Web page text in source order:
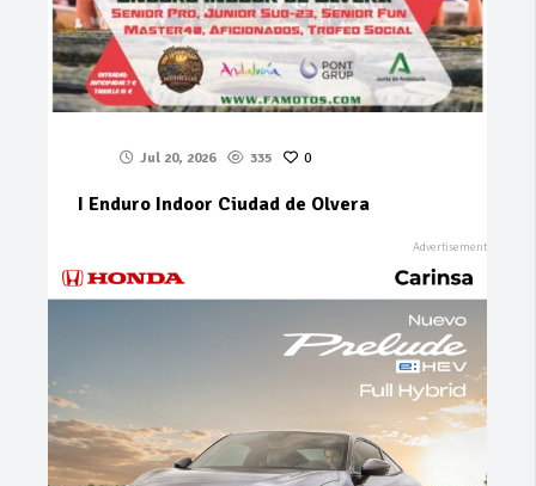
Jul 20, 2026 335 0
I Enduro Indoor Ciudad de Olvera